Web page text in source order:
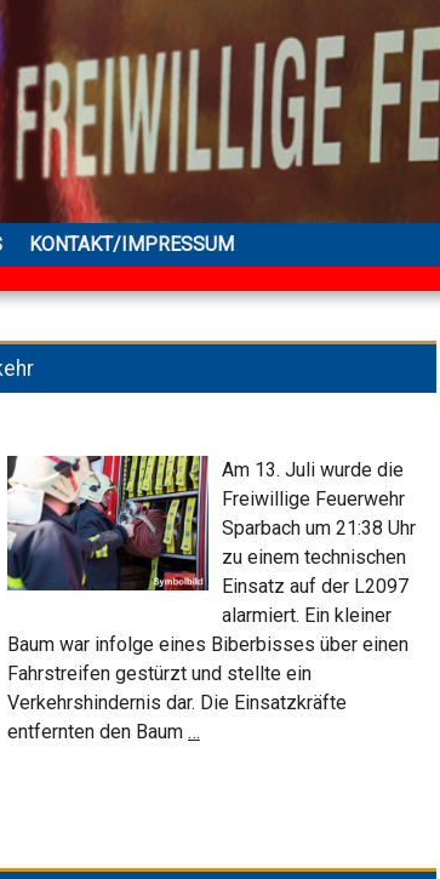
KONTAKT/IMPRESSUM
Am 13. Juli wurde die
Freiwillige Feuerwehr
Sparbach um 21:38 Uhr
zu einem technischen
Einsatz auf der L2097
alarmiert. Ein kleiner
Baum war infolge eines Biberbisses über einen
Fahrstreifen gestürzt und stellte ein
Verkehrshindernis dar. Die Einsatzkräfte
entfernten den Baum …Baum